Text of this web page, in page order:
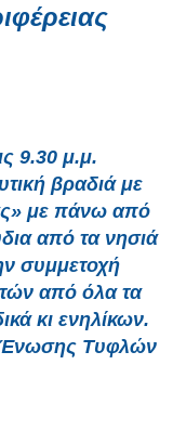
9.30 μ.μ.
βραδιά με
με πάνω από
από τα νησιά
συμμετοχή
από όλα τα
κι ενηλίκων.
Ένωσης Τυφλών